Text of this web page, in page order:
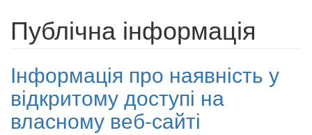
Публічна інформація
Інформація про наявність у
відкритому доступі на
власному веб-сайті